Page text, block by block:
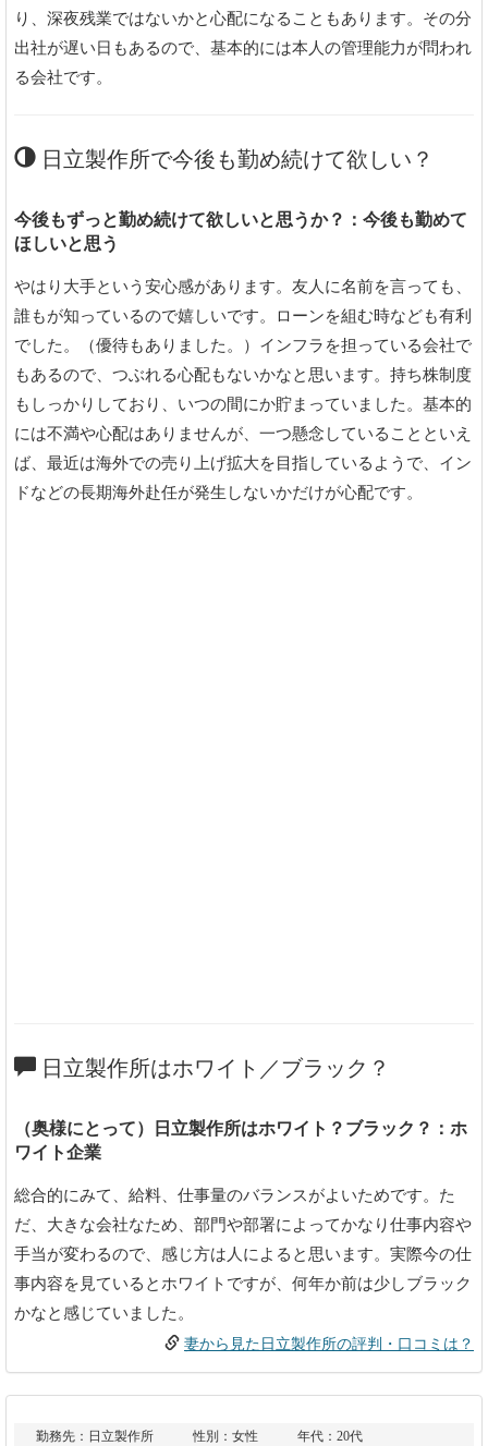
り、深夜残業ではないかと心配になることもあります。その分
出社が遅い日もあるので、基本的には本人の管理能力が問われ
る会社です。
日立製作所で今後も勤め続けて欲しい？
今後もずっと勤め続けて欲しいと思うか？：今後も勤めて
ほしいと思う
やはり大手という安心感があります。友人に名前を言っても、
誰もが知っているので嬉しいです。ローンを組む時なども有利
でした。（優待もありました。）インフラを担っている会社で
もあるので、つぶれる心配もないかなと思います。持ち株制度
もしっかりしており、いつの間にか貯まっていました。基本的
には不満や心配はありませんが、一つ懸念していることといえ
ば、最近は海外での売り上げ拡大を目指しているようで、イン
ドなどの長期海外赴任が発生しないかだけが心配です。
日立製作所はホワイト／ブラック？
（奥様にとって）日立製作所はホワイト？ブラック？：ホ
ワイト企業
総合的にみて、給料、仕事量のバランスがよいためです。た
だ、大きな会社なため、部門や部署によってかなり仕事内容や
手当が変わるので、感じ方は人によると思います。実際今の仕
事内容を見ているとホワイトですが、何年か前は少しブラック
かなと感じていました。
妻から見た日立製作所の評判・口コミは？
勤務先：日立製作所 性別：女性
年代：20代